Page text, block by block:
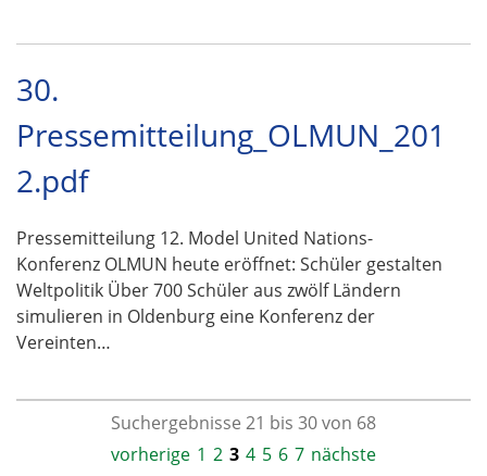
30.
Pressemitteilung_OLMUN_201
2.pdf
Pressemitteilung 12. Model United Nations-
Konferenz OLMUN heute eröffnet: Schüler gestalten
Weltpolitik Über 700 Schüler aus zwölf Ländern
simulieren in Oldenburg eine Konferenz der
Vereinten…
Suchergebnisse 21 bis 30 von 68
vorherige 1 2 3 4 5 6 7 nächste